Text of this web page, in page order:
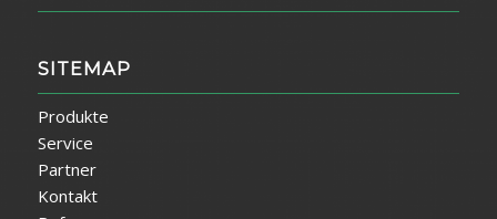
SITEMAP
Produkte
Service
Partner
Kontakt